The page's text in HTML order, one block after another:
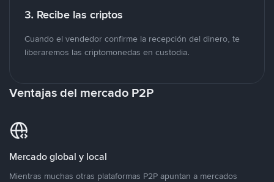
3. Recibe las criptos
Cuando el vendedor confirme la recepción del dinero, te
liberaremos las criptomonedas en custodia.
Ventajas del mercado P2P
Mercado global y local
Mientras muchas otras plataformas P2P apuntan a mercados